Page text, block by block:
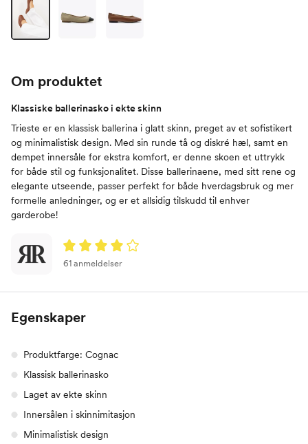
Om produktet
Klassiske ballerinasko i ekte skinn
Trieste er en klassisk ballerina i glatt skinn, preget av et sofistikert
og minimalistisk design. Med sin runde tå og diskré hæl, samt en
dempet innersåle for ekstra komfort, er denne skoen et uttrykk
for både stil og funksjonalitet. Disse ballerinaene, med sitt rene og
elegante utseende, passer perfekt for både hverdagsbruk og mer
formelle anledninger, og er et allsidig tilskudd til enhver
garderobe!
61 anmeldelser
Egenskaper
Produktfarge: Cognac
Klassisk ballerinasko
Laget av ekte skinn
Innersålen i skinnimitasjon
Minimalistisk design